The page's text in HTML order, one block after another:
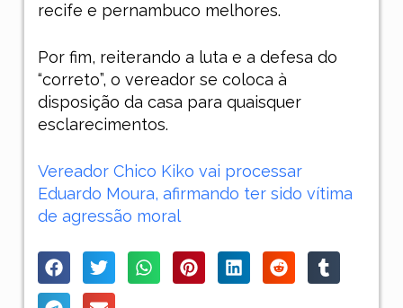
recife e pernambuco melhores.
Por fim, reiterando a luta e a defesa do
“correto”, o vereador se coloca à
disposição da casa para quaisquer
esclarecimentos.
Vereador Chico Kiko vai processar
Eduardo Moura, afirmando ter sido vítima
de agressão moral